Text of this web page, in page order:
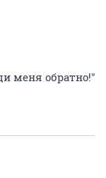
меня обратно!"